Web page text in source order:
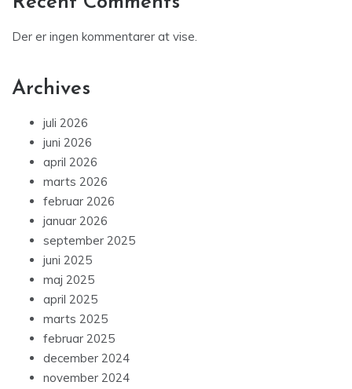
Der er ingen kommentarer at vise.
Archives
juli 2026
juni 2026
april 2026
marts 2026
februar 2026
januar 2026
september 2025
juni 2025
maj 2025
april 2025
marts 2025
februar 2025
december 2024
november 2024